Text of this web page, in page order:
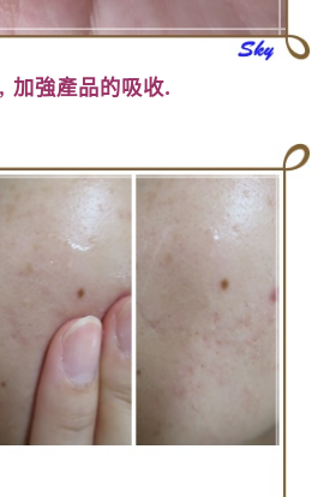
, 加強產品的吸收.